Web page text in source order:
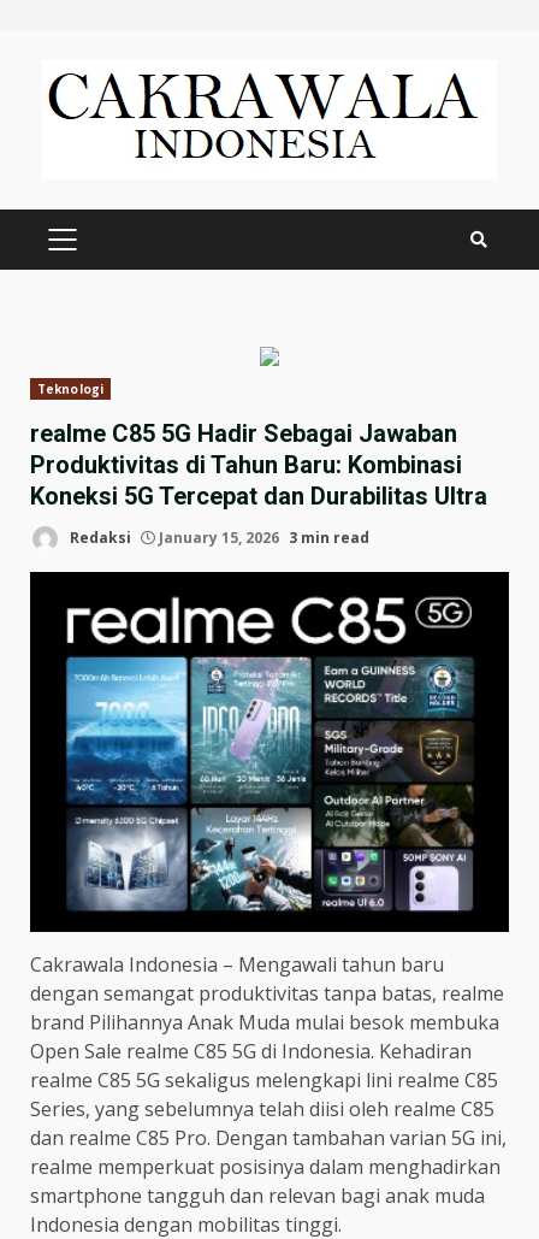
content
PRIMARY
Teknologi
realme C85 5G Hadir Sebagai Jawaban
Produktivitas di Tahun Baru: Kombinasi
Koneksi 5G Tercepat dan Durabilitas Ultra
Redaksi January 15, 2026 3 min read
Cakrawala Indonesia – Mengawali tahun baru
dengan semangat produktivitas tanpa batas, realme
brand Pilihannya Anak Muda mulai besok membuka
Open Sale realme C85 5G di Indonesia. Kehadiran
realme C85 5G sekaligus melengkapi lini realme C85
Series, yang sebelumnya telah diisi oleh realme C85
dan realme C85 Pro. Dengan tambahan varian 5G ini,
realme memperkuat posisinya dalam menghadirkan
smartphone tangguh dan relevan bagi anak muda
Indonesia dengan mobilitas tinggi.